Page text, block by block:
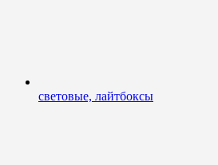
световые, лайтбоксы